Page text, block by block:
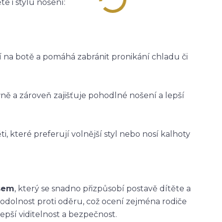
i stylu nošení:
botě a pomáhá zabránit pronikání chladu či
a zároveň zajišťuje pohodlné nošení a lepší
které preferují volnější styl nebo nosí kalhoty
, který se snadno přizpůsobí postavě dítěte a
proti oděru, což ocení zejména rodiče
viditelnost a bezpečnost.